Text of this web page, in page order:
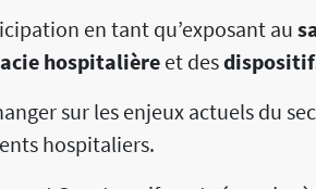
en tant qu’exposant au
hospitalièreet des
sur les enjeux actuels du
hospitaliers.